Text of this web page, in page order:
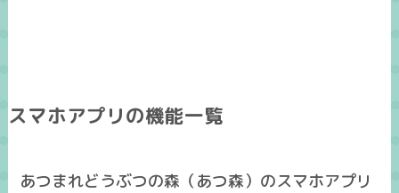
スマホアプリの機能一覧
あつまれどうぶつの森（あつ森）のスマホアプリ